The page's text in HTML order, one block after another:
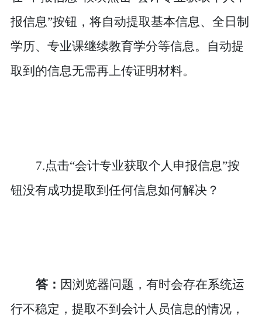
报信息”按钮，将自动提取基本信息、全日制
学历、专业课继续教育学分等信息。自动提
取到的信息无需再上传证明材料。
7.点击“会计专业获取个人申报信息”按
钮没有成功提取到任何信息如何解决？
答： 因浏览器问题，有时会存在系统运
行不稳定，提取不到会计人员信息的情况，